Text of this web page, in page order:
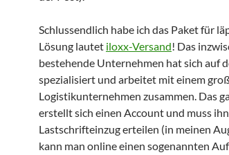
Schlussendlich habe ich das Paket für
Lösung lautet iloxx-Versand! Das
bestehende Unternehmen hat sich auf
spezialisiert und arbeitet mit einem
Logistikunternehmen zusammen. Das
erstellt sich einen Account und muss
Lastschrifteinzug erteilen (in meinen
kann man online einen sogenannten